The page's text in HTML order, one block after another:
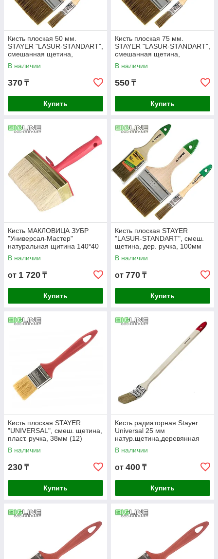
Кисть плоская 50 мм.
STAYER "LASUR-STANDART",
смешанная щетина,
деревянная ручка.
В наличии
370 ₸
Купить
Кисть плоская 75 мм.
STAYER "LASUR-STANDART",
смешанная щетина,
деревянная ручка.
В наличии
550 ₸
Купить
Кисть МАКЛОВИЦА ЗУБР
"Универсал-Мастер"
натуральная щитина 140*40
В наличии
от 1 720 ₸
Купить
Кисть плоская STAYER
"LASUR-STANDART", смеш.
щетина, дер. ручка, 100мм
(12)
В наличии
от 770 ₸
Купить
Кисть плоская STAYER
"UNIVERSAL", смеш. щетина,
пласт. ручка, 38мм (12)
В наличии
230 ₸
Купить
Кисть радиаторная Stayer
Universal 25 мм
натур.щетина,деревянная
ручка
В наличии
от 400 ₸
Купить